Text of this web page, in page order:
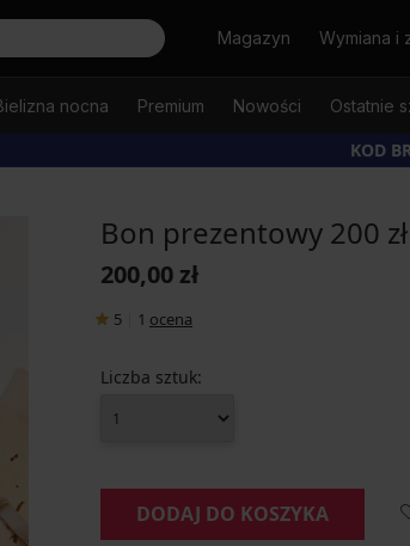
SzukajMagazyn Wymiana i
nocna Premium Nowości Ostatnie
KOD
Bon prezentowy 200 zł
200,00 zł
5 1 ocena
Liczba sztuk:
DODAJ DO KOSZYKA